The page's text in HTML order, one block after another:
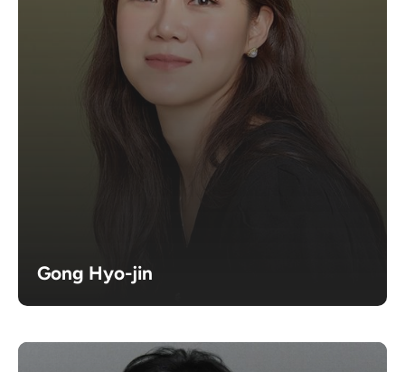
Gong Hyo-jin